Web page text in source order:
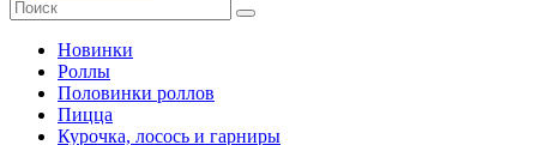
Новинки
Роллы
Половинки роллов
Пицца
Курочка, лосось и гарниры